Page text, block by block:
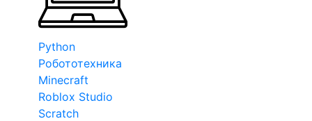
Python
Робототехника
Minecraft
Roblox Studio
Scratch